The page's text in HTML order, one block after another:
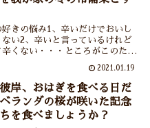
きの悩み1、辛いだけでおいし
ない2、辛いと言っているけれど
辛くない・・・ところがこのたび
のに巡り合えました。その名も
しキムチ」。辛いものが大好き
すすめよ～。
2021.01.19
岸、おはぎを食べる日だ
ランダの桜が咲いた記念
を食べましょうか？